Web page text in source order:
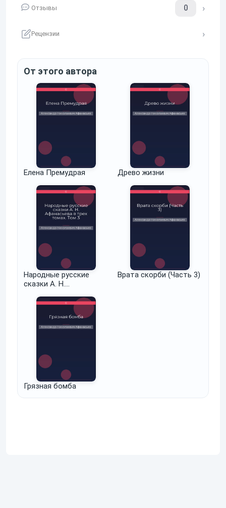
Отзывы 0
Рецензии
От этого автора
Елена Премудрая Древо жизни
Народные русские
сказки А. Н.
томах. Том 3
Врата скорби (Часть 3)
Грязная бомба